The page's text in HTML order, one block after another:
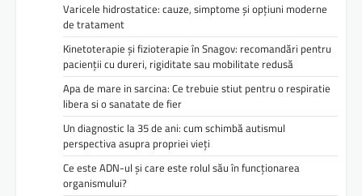
Varicele hidrostatice: cauze, simptome și opțiuni moderne
de tratament
Kinetoterapie și fizioterapie în Snagov: recomandări pentru
pacienții cu dureri, rigiditate sau mobilitate redusă
Apa de mare in sarcina: Ce trebuie stiut pentru o respiratie
libera si o sanatate de fier
Un diagnostic la 35 de ani: cum schimbă autismul
perspectiva asupra propriei vieți
Ce este ADN-ul și care este rolul său în funcționarea
organismului?